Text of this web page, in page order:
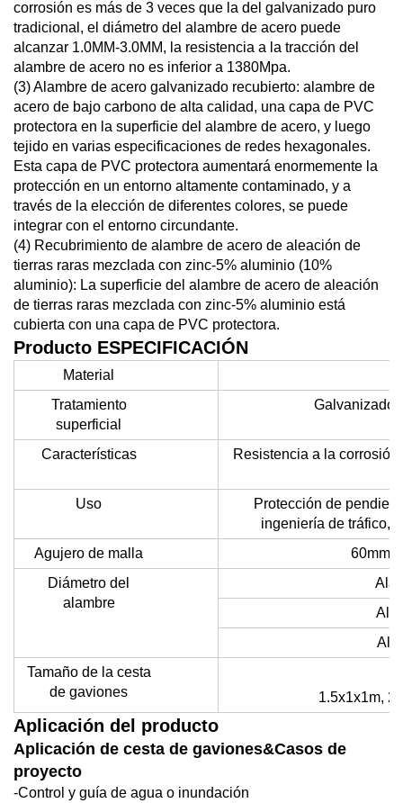
corrosión es más de 3 veces que la del galvanizado puro
tradicional, el diámetro del alambre de acero puede
alcanzar 1.0MM-3.0MM, la resistencia a la tracción del
alambre de acero no es inferior a 1380Mpa.
(3) Alambre de acero galvanizado recubierto: alambre de
acero de bajo carbono de alta calidad, una capa de PVC
protectora en la superficie del alambre de acero, y luego
tejido en varias especificaciones de redes hexagonales.
Esta capa de PVC protectora aumentará enormemente la
protección en un entorno altamente contaminado, y a
través de la elección de diferentes colores, se puede
integrar con el entorno circundante.
(4) Recubrimiento de alambre de acero de aleación de
tierras raras mezclada con zinc-5% aluminio (10%
aluminio): La superficie del alambre de acero de aleación
de tierras raras mezclada con zinc-5% aluminio está
cubierta con una capa de PVC protectora.
Producto ESPECIFICACIÓN
Material
Tratamiento
superficial
Galvanizado
Características Resistencia a la
Uso
Protección de
ingeniería de tráfico,
Agujero de malla
Diámetro del
alambre
Tamaño de la cesta
de gaviones
1.5x1x1m,
Aplicación del producto
Aplicación de cesta de gaviones&Casos de
proyecto
-Control y guía de agua o inundación